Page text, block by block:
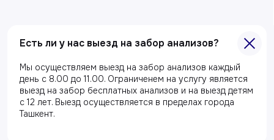
Есть ли у нас выезд на забор анализов?
Мы осуществляем выезд на забор анализов каждый
день с 8.00 до 11.00. Ограниченем на услугу является
выезд на забор бесплатных анализов и на выезд детям
с 12 лет. Выезд осуществляется в пределах города
Ташкент.
Главная
О клиники
Акции
Специалисты